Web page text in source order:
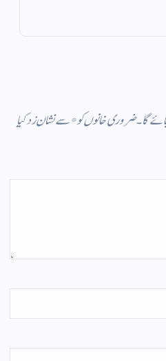
گا۔ضروری خانوں کو*سے نشان زد کیا